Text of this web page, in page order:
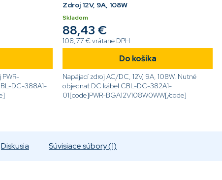
DC-388A1-
Zdroj 12V, 9A, 108W
Skladom
108,77 € vrátane DPH
88,43 €
Do košíka
Napájací zdroj AC/DC, 12V, 9A, 108W. Nutné
objednať DC kábel CBL-DC-382A1-
01[code]PWR-BGA12V108W0WW[/code]
Súvisiace súbory (1)
Diskusia